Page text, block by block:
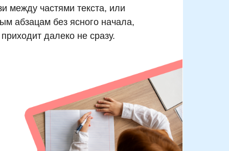
между частями текста, или
абзацам без ясного начала,
далеко не сразу.